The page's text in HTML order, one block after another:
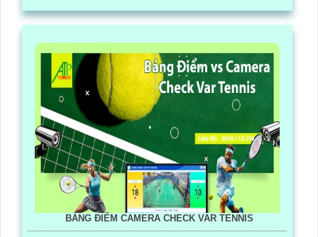
BẢNG ĐIỂM CAMERA CHECK VAR TENNIS